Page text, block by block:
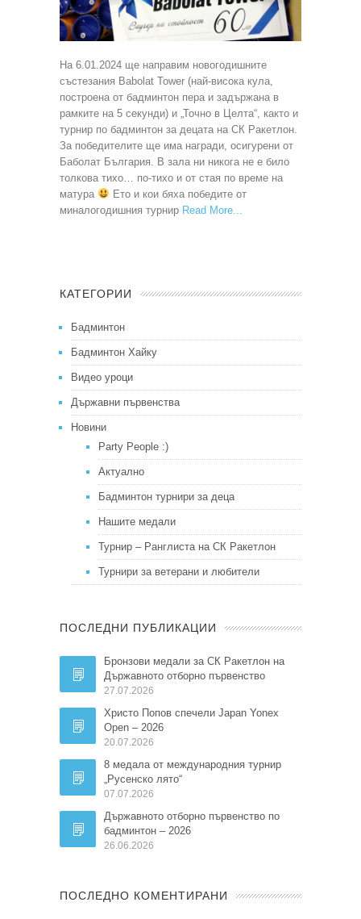
На 6.01.2024 ще направим новогодишните
състезания Babolat Tower (най-висока кула,
построена от бадминтон пера и задържана в
рамките на 5 секунди) и „Точно в Целта“, както и
турнир по бадминтон за децата на СК Ракетлон.
За победителите ще има награди, осигурени от
Баболат България. В зала ни никога не е било
толкова тихо… по-тихо и от стая по време на
матура
Ето и кои бяха победите от
миналогодишния турнир Read More
КАТЕГОРИИ
Бадминтон
Бадминтон Хайку
Видео уроци
Държавни първенства
Новини
Party People :)
Актуално
Бадминтон турнири за деца
Нашите медали
Турнир – Ранглиста на СК Ракетлон
Турнири за ветерани и любители
ПОСЛЕДНИ ПУБЛИКАЦИИ
Бронзови медали за СК Ракетлон на
Държавното отборно първенство
27.07.2026
Христо Попов спечели Japan Yonex
Open – 2026
20.07.2026
8 медала от международния турнир
„Русенско лято“
07.07.2026
Държавното отборно първенство по
бадминтон – 2026
26.06.2026
ПОСЛЕДНО КОМЕНТИРАНИ